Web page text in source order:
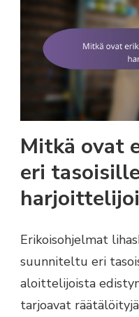
Mitkä ovat
eri tasoisille
Erikoisohjelmat
suunniteltu eri
aloittelijoista
tarjoavat